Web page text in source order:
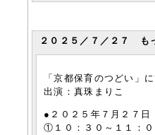
２０２５／７／２７ も
「京都保育のつどい」
出演：真珠まりこ
●２０２５年７月２７日
①１０：３０～１１：